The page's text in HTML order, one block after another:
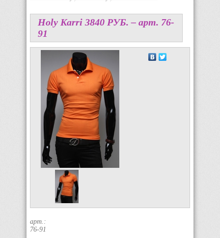
Holy Karri 3840 PУБ. – арт. 76-
91
арт.:
76-91